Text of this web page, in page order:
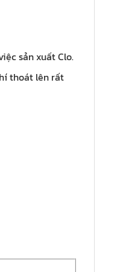
sản xuất Clo.
thoát lên rất